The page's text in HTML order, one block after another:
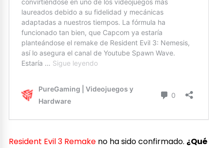
Resident Evil 3 Remake no ha sido confirmado. ¿Qué